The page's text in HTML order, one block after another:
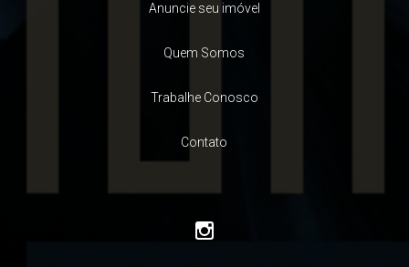
Anuncie seu imóvel
Quem Somos
Trabalhe Conosco
Contato